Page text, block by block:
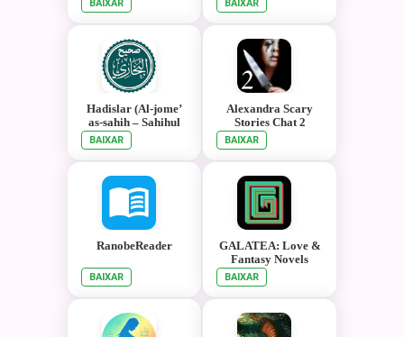
BAIXAR BAIXAR
Hadislar (Al-jome’
as-sahih – Sahihul
Buxoriy)
BAIXAR
Alexandra Scary
Stories Chat 2
BAIXAR
RanobeReader
BAIXAR
GALATEA: Love &
Fantasy Novels
BAIXAR